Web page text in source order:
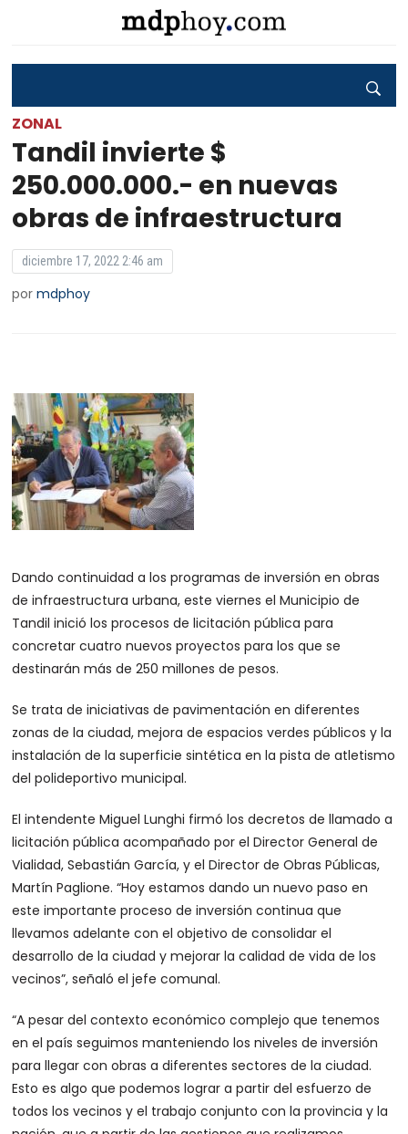
ZONAL
Tandil invierte $
250.000.000.- en nuevas
obras de infraestructura
diciembre 17, 2022 2:46 am
pormdphoy
Dando continuidad a los programas de inversión en obras
de infraestructura urbana, este viernes el Municipio de
Tandil inició los procesos de licitación pública para
concretar cuatro nuevos proyectos para los que se
destinarán más de 250 millones de pesos.
Se trata de iniciativas de pavimentación en diferentes
zonas de la ciudad, mejora de espacios verdes públicos y la
instalación de la superficie sintética en la pista de atletismo
del polideportivo municipal.
El intendente Miguel Lunghi firmó los decretos de llamado a
licitación pública acompañado por el Director General de
Vialidad, Sebastián García, y el Director de Obras Públicas,
Martín Paglione. “Hoy estamos dando un nuevo paso en
este importante proceso de inversión continua que
llevamos adelante con el objetivo de consolidar el
desarrollo de la ciudad y mejorar la calidad de vida de los
vecinos”, señaló el jefe comunal.
“A pesar del contexto económico complejo que tenemos
en el país seguimos manteniendo los niveles de inversión
para llegar con obras a diferentes sectores de la ciudad.
Esto es algo que podemos lograr a partir del esfuerzo de
todos los vecinos y el trabajo conjunto con la provincia y la